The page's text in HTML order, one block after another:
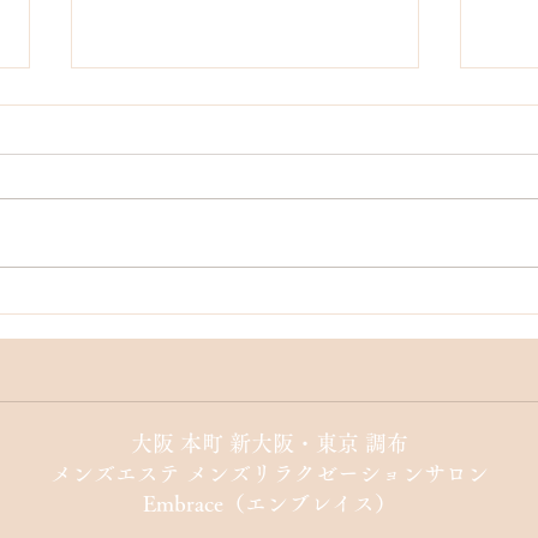
メンタルがどん底だった私が
思えた場所~Embrace入店のき
っかけ~
職場
​大阪 本町 新大阪・東京 調布
メンズエステ メンズリラクゼーションサロン
Embrace（エンブレイス）